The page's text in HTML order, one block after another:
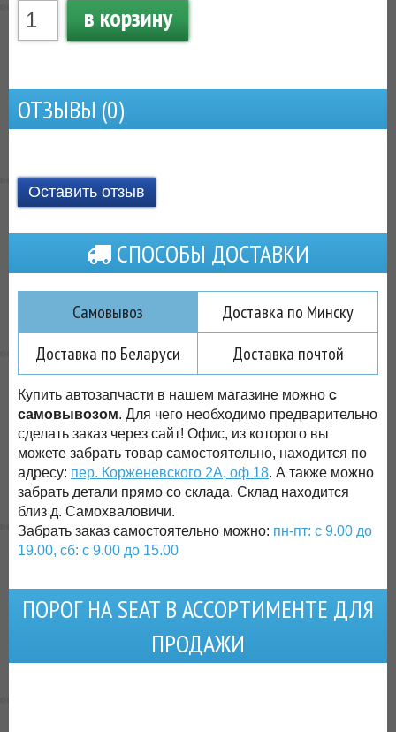
в корзину
ОТЗЫВЫ (0)
Оставить отзыв
СПОСОБЫ ДОСТАВКИ
Самовывоз
Доставка по Минску
Доставка по Беларуси
Доставка почтой
Купить автозапчасти в нашем магазине можно с
самовывозом. Для чего необходимо предварительно
сделать заказ через сайт! Офис, из которого вы
можете забрать товар самостоятельно, находится по
адресу: пер. Корженевского 2А, оф 18. А также можно
забрать детали прямо со склада. Склад находится
близ д. Самохваловичи.
Забрать заказ самостоятельно можно: пн-пт: с 9.00 до
19.00, сб: с 9.00 до 15.00
ПОРОГ НА SEAT В АССОРТИМЕНТЕ ДЛЯ
ПРОДАЖИ